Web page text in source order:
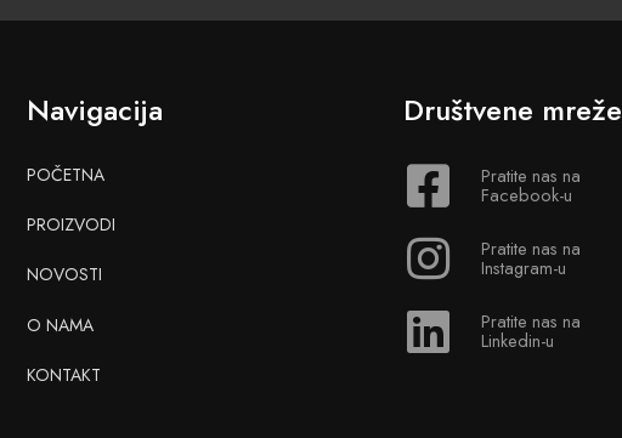
Navigacija
POČETNA
PROIZVODI
NOVOSTI
O NAMA
KONTAKT
Društvene mreže
Pratite nas na
Facebook-u
Pratite nas na
Instagram-u
Pratite nas na
Linkedin-u